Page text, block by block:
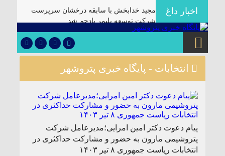
اخبار داغ
مجید خدابخش با سابقه درخشان سرپرست
شرکت توسعه پلیمر پادجم شد
مدیرعامل هلدینگ صباانرژی از مواکب
خدمت‌رسانی به زائران و عزاداران بازدید کرد
انتصاب مدیرعامل جدید شرکت توسعه
سرمایه‌گذاری منطقه آزاد اروند
پروژه‌های R&D مبتنی بر اعتبار مالیاتی
واحد الفین پتروشیمی مروارید
بازدید مدیر کنترل تولید NPC از روند تعمیرات
اساسی و لود کاتالیست پتروشیمی مروارید
انتخابات - پایگاه خبری پتروشهر
پیام دعوت دکتر امین امرایی؛مدیرعامل شرکت
پتروشیمی مارون به حضور و مشارکت حداکثری در
انتخابات ریاست جمهوری ۸ تیر ۱۴۰۳